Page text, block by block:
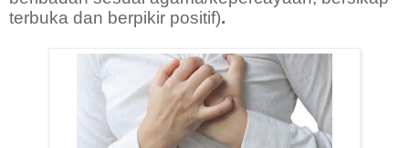
terbuka dan berpikir positif).